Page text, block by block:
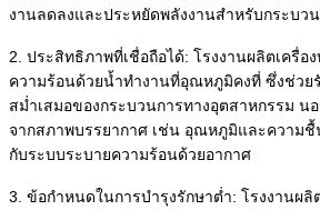
งานลดลงและประหยัดพลังงานสำหรับกระบว
2. ประสิทธิภาพที่เชื่อถือได้: โรงงานผลิตเครื่อ
ความร้อนด้วยน้ำทำงานที่อุณหภูมิคงที่ ซึ่งช่วย
สม่ำเสมอของกระบวนการทางอุตสาหกรรม น
จากสภาพบรรยากาศ เช่น อุณหภูมิและความชื้
กับระบบระบายความร้อนด้วยอากาศ
3. ข้อกำหนดในการบำรุงรักษาต่ำ: โรงงานผลิ